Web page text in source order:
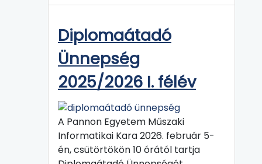
Diplomaátadó
Ünnepség
2025/2026 I. félév
A Pannon Egyetem Műszaki
Informatikai Kara 2026. február 5-
én, csütörtökön 10 órától tartja